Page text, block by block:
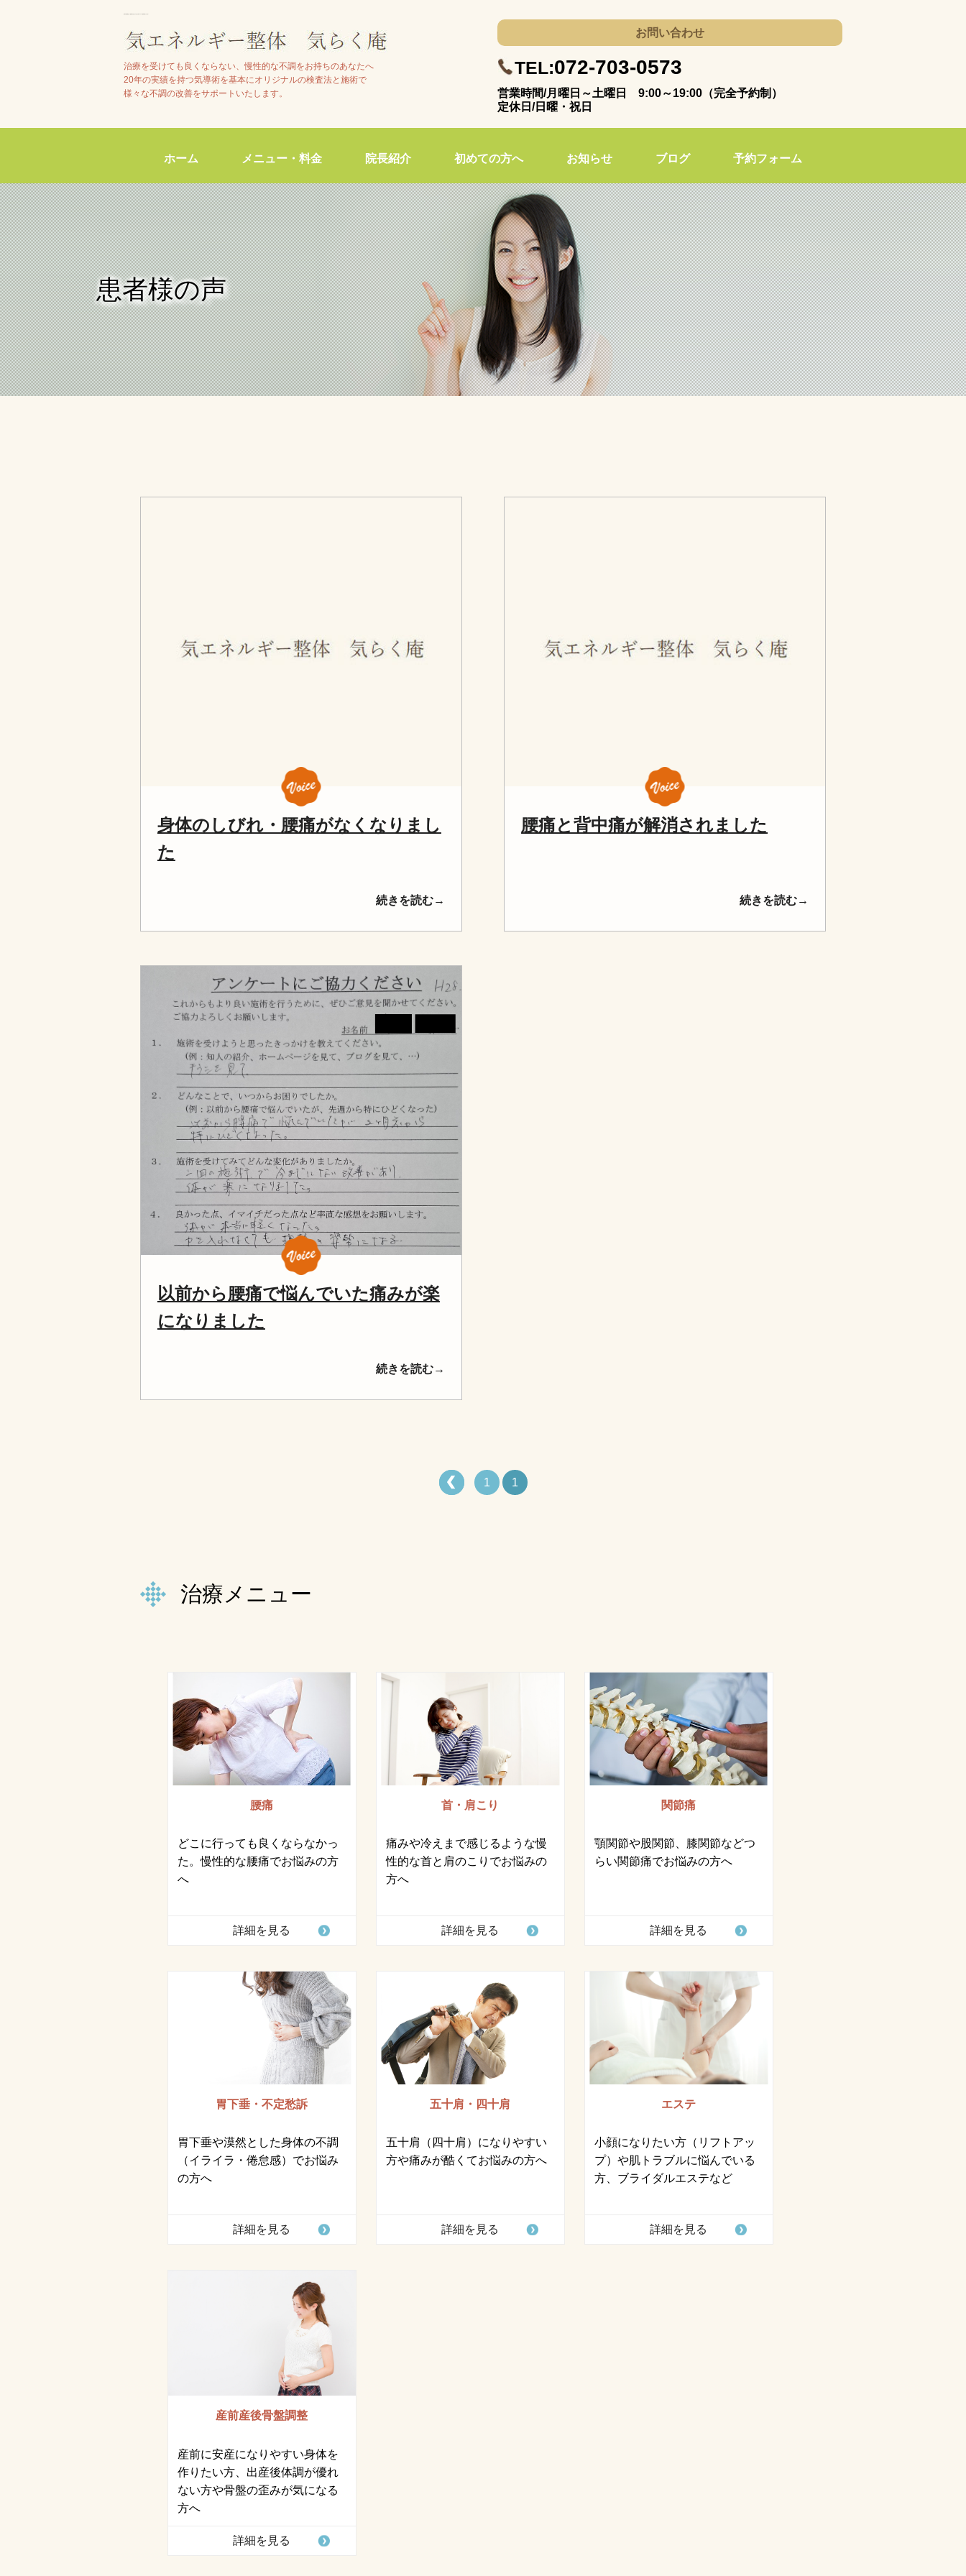
治療を受けても良くならない、慢性的な不調をお持ちのあなたへ
20年の実績を持つ気導術を基本にオリジナルの検査法と施術で
様々な不調の改善をサポートいたします。
お問い合わせ
TEL:072-703-0573
営業時間/月曜日～土曜日 9:00～19:00（完全予約制）
定休日/日曜・祝日
ホーム メニュー・料金 院長紹介 初めての方へ お知らせ ブログ 予約フォーム
患者様の声
身体のしびれ・腰痛がなくなりまし
た
続きを読む→
腰痛と背中痛が解消されました
続きを読む→
以前から腰痛で悩んでいた痛みが楽
になりました
続きを読む→
1 1
治療メニュー
腰痛
どこに行っても良くならなかっ
た。慢性的な腰痛でお悩みの方
へ
詳細を見る
首・肩こり
痛みや冷えまで感じるような慢
性的な首と肩のこりでお悩みの
方へ
詳細を見る
関節痛
顎関節や股関節、膝関節などつ
らい関節痛でお悩みの方へ
詳細を見る
胃下垂・不定愁訴
胃下垂や漠然とした身体の不調
（イライラ・倦怠感）でお悩み
の方へ
詳細を見る
五十肩・四十肩
五十肩（四十肩）になりやすい
方や痛みが酷くてお悩みの方へ
詳細を見る
エステ
小顔になりたい方（リフトアッ
プ）や肌トラブルに悩んでいる
方、ブライダルエステなど
詳細を見る
産前産後骨盤調整
産前に安産になりやすい身体を
作りたい方、出産後体調が優れ
ない方や骨盤の歪みが気になる
方へ
詳細を見る